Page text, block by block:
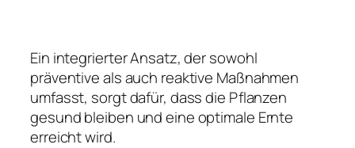
Ein integrierter Ansatz, der sowohl
präventive als auch reaktive Maßnahmen
umfasst, sorgt dafür, dass die Pflanzen
gesund bleiben und eine optimale Ernte
erreicht wird.